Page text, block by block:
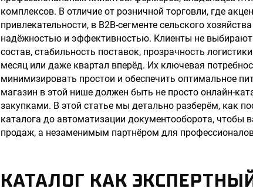
комплексов. В отличие от розничной торговли, где
привлекательности, в B2B-сегменте сельского
надёжностью и эффективностью. Клиенты не
состав, стабильность поставок, прозрачность
месяц или даже квартал вперёд. Их ключевая
минимизировать простои и обеспечить оптимальное
магазин в этой нише должен быть не просто онлайн-
закупками. В этой статье мы детально разберём, как
каталога до автоматизации документооборота, чтобы
продаж, а незаменимым партнёром для
КАТАЛОГ КАК